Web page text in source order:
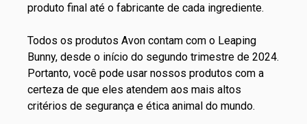
produto final até o fabricante de cada ingrediente.
Todos os produtos Avon contam com o Leaping
Bunny, desde o início do segundo trimestre de 2024.
Portanto, você pode usar nossos produtos com a
certeza de que eles atendem aos mais altos
critérios de segurança e ética animal do mundo.